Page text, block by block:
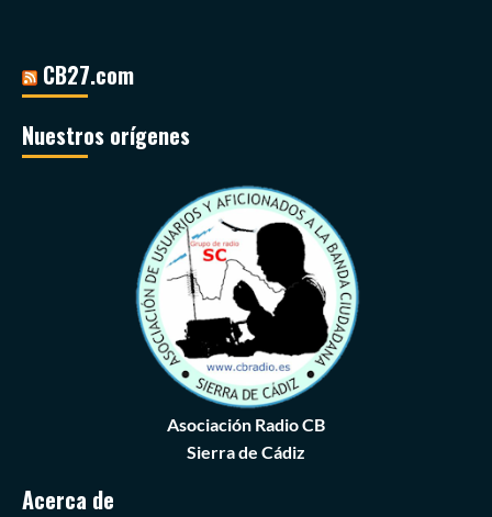
CB27.com
Nuestros orígenes
Asociación Radio CB
Sierra de Cádiz
Acerca de